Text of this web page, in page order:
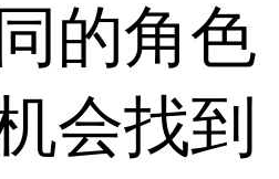
的角色
会找到